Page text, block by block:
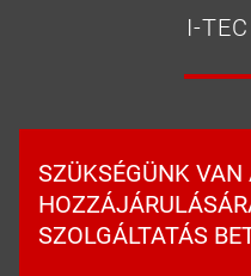
I-
SZÜKSÉGÜNK VAN
SZOLGÁLTATÁS